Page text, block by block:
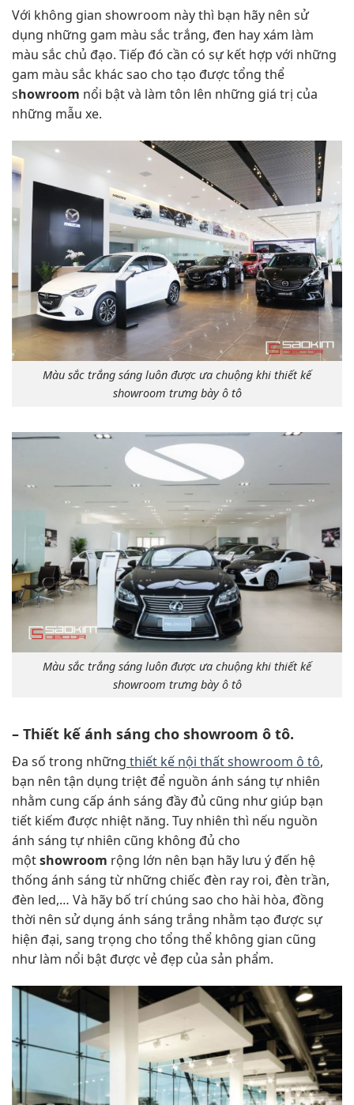
Với không gian showroom này thì bạn hãy nên sử
dụng những gam màu sắc trắng, đen hay xám làm
màu sắc chủ đạo. Tiếp đó cần có sự kết hợp với những
gam màu sắc khác sao cho tạo được tổng thể
showroom nổi bật và làm tôn lên những giá trị của
những mẫu xe.
Màu sắc trắng sáng luôn được ưa chuộng khi thiết kế
showroom trưng bày ô tô
Màu sắc trắng sáng luôn được ưa chuộng khi thiết kế
showroom trưng bày ô tô
– Thiết kế ánh sáng cho showroom ô tô.
Đa số trong những thiết kế nội thất showroom ô tô,
bạn nên tận dụng triệt để nguồn ánh sáng tự nhiên
nhằm cung cấp ánh sáng đầy đủ cũng như giúp bạn
tiết kiếm được nhiệt năng. Tuy nhiên thì nếu nguồn
ánh sáng tự nhiên cũng không đủ cho
mộtshowroom rộng lớn nên bạn hãy lưu ý đến hệ
thống ánh sáng từ những chiếc đèn ray roi, đèn trần,
đèn led,… Và hãy bố trí chúng sao cho hài hòa, đồng
thời nên sử dụng ánh sáng trắng nhằm tạo được sự
hiện đại, sang trọng cho tổng thể không gian cũng
như làm nổi bật được vẻ đẹp của sản phẩm.